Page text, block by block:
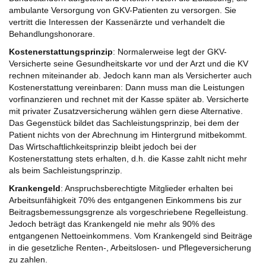
ambulante Versorgung von GKV-Patienten zu versorgen. Sie
vertritt die Interessen der Kassenärzte und verhandelt die
Behandlungshonorare.
Kostenerstattungsprinzip: Normalerweise legt der GKV-
Versicherte seine Gesundheitskarte vor und der Arzt und die KV
rechnen miteinander ab. Jedoch kann man als Versicherter auch
Kostenerstattung vereinbaren: Dann muss man die Leistungen
vorfinanzieren und rechnet mit der Kasse später ab. Versicherte
mit privater Zusatzversicherung wählen gern diese Alternative.
Das Gegenstück bildet das Sachleistungsprinzip, bei dem der
Patient nichts von der Abrechnung im Hintergrund mitbekommt.
Das Wirtschaftlichkeitsprinzip bleibt jedoch bei der
Kostenerstattung stets erhalten, d.h. die Kasse zahlt nicht mehr
als beim Sachleistungsprinzip.
Krankengeld: Anspruchsberechtigte Mitglieder erhalten bei
Arbeitsunfähigkeit 70% des entgangenen Einkommens bis zur
Beitragsbemessungsgrenze als vorgeschriebene Regelleistung.
Jedoch beträgt das Krankengeld nie mehr als 90% des
entgangenen Nettoeinkommens. Vom Krankengeld sind Beiträge
in die gesetzliche Renten-, Arbeitslosen- und Pflegeversicherung
zu zahlen.